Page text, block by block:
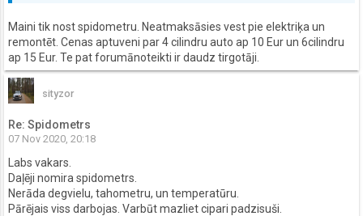
Maini tik nost spidometru. Neatmaksāsies vest pie elektriķa un
remontēt. Cenas aptuveni par 4 cilindru auto ap 10 Eur un 6cilindru
ap 15 Eur. Te pat forumānoteikti ir daudz tirgotāji.
sityzor
Re: Spidometrs
07 Nov 2020, 20:18
Labs vakars.
Daļēji nomira spidometrs.
Nerāda degvielu, tahometru, un temperatūru.
Pārējais viss darbojas. Varbūt mazliet cipari padzisuši.